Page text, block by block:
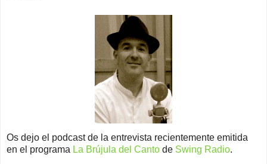
Os dejo el podcast de la entrevista recientemente emitida
en el programa La Brújula del Canto de Swing Radio.